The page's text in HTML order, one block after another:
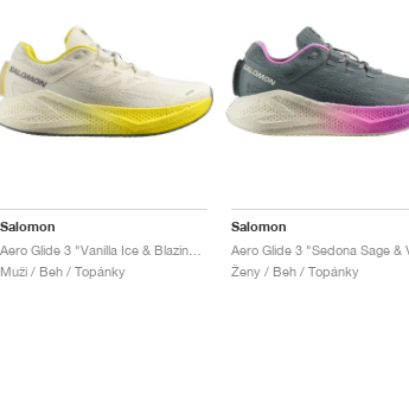
Salomon
Aero Glide 3 "Vanilla Ice & Blazing Yellow"
Muži / Beh / Topánky
Salomon
Ženy / Beh / Topánky